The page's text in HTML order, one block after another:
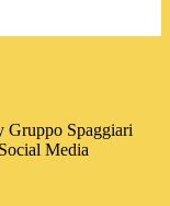
Gruppo Spaggiari
Media